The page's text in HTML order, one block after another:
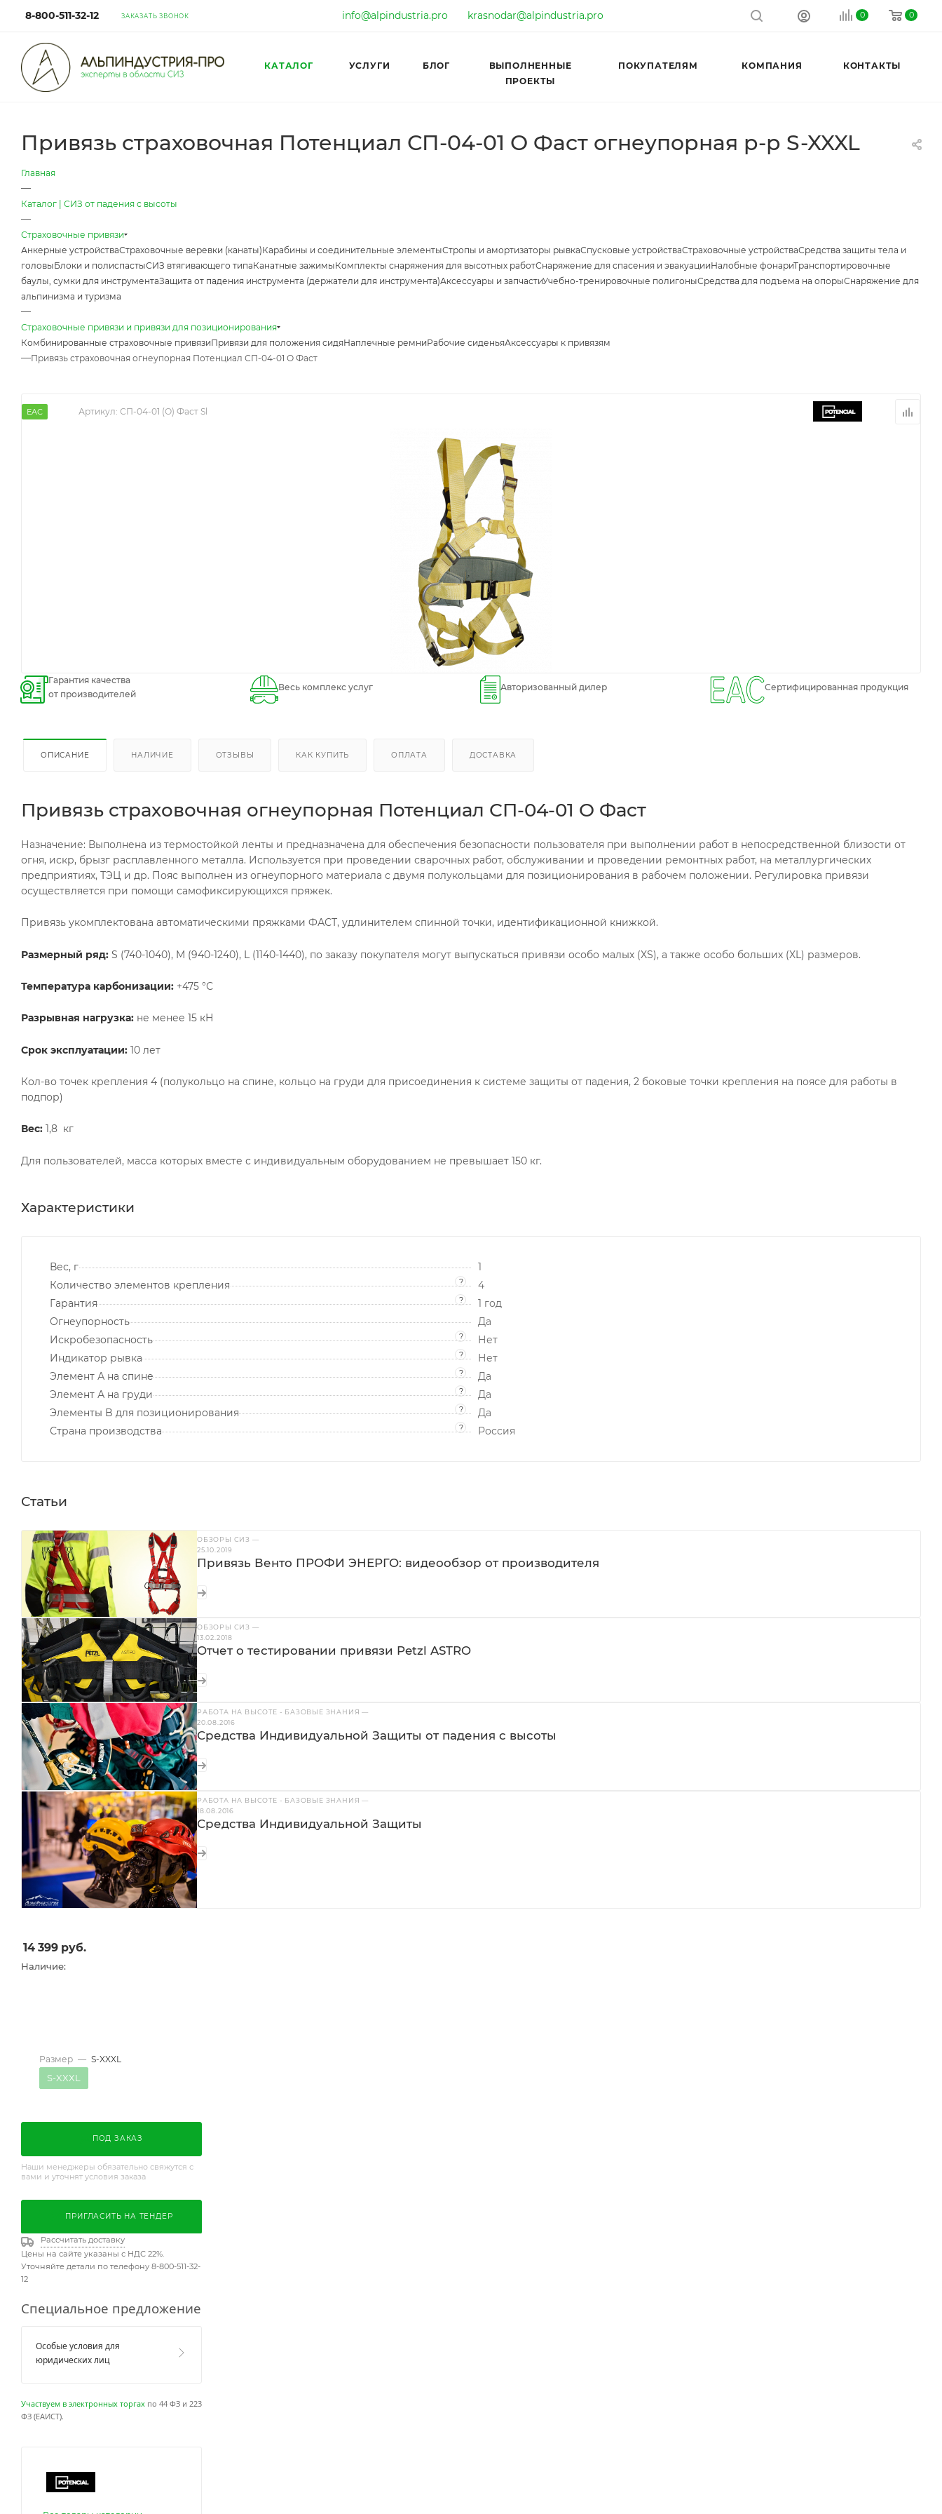
8-800-511-32-12 ЗАКАЗАТЬ ЗВОНОК info@alpindustria.pro krasnodar@alpindustria.pro 0 0
КАТАЛОГ УСЛУГИ БЛОГ
ВЫПОЛНЕННЫЕ
ПРОЕКТЫ
ПОКУПАТЕЛЯМ КОМПАНИЯ КОНТАКТЫ
Привязь страховочная Потенциал СП-04-01 О Фаст огнеупорная р-р S-XXXL
Главная
—
Каталог | СИЗ от падения с высоты
—
Страховочные привязи
Анкерные устройстваСтраховочные веревки (канаты)Карабины и соединительные элементыСтропы и амортизаторы рывкаСпусковые устройстваСтраховочные устройстваСредства защиты тела и
головыБлоки и полиспастыСИЗ втягивающего типаКанатные зажимыКомплекты снаряжения для высотных работСнаряжение для спасения и эвакуацииНалобные фонариТранспортировочные
баулы, сумки для инструментаЗащита от падения инструмента (держатели для инструмента)Аксессуары и запчастиУчебно-тренировочные полигоныСредства для подъема на опорыСнаряжение для
альпинизма и туризма
—
Страховочные привязи и привязи для позиционирования
Комбинированные страховочные привязиПривязи для положения сидяНаплечные ремниРабочие сиденьяАксессуары к привязям
—Привязь страховочная огнеупорная Потенциал СП-04-01 О Фаст
EAC Артикул: СП-04-01 (О) Фаст Sl
Гарантия качества
от производителей
Весь комплекс услуг Авторизованный дилер Сертифицированная продукция
ОПИСАНИЕ НАЛИЧИЕ ОТЗЫВЫ КАК КУПИТЬ ОПЛАТА ДОСТАВКА
Привязь страховочная огнеупорная Потенциал СП-04-01 О Фаст
Назначение: Выполнена из термостойкой ленты и предназначена для обеспечения безопасности пользователя при выполнении работ в непосредственной близости от
огня, искр, брызг расплавленного металла. Используется при проведении сварочных работ, обслуживании и проведении ремонтных работ, на металлургических
предприятиях, ТЭЦ и др. Пояс выполнен из огнеупорного материала с двумя полукольцами для позиционирования в рабочем положении. Регулировка привязи
осуществляется при помощи самофиксирующихся пряжек.
Привязь укомплектована автоматическими пряжками ФАСТ, удлинителем спинной точки, идентификационной книжкой.
Размерный ряд: S (740-1040), M (940-1240), L (1140-1440), по заказу покупателя могут выпускаться привязи особо малых (XS), а также особо больших (XL) размеров.
Температура карбонизации: +475 °С
Разрывная нагрузка: не менее 15 кН
Срок эксплуатации: 10 лет
Кол-во точек крепления 4 (полукольцо на спине, кольцо на груди для присоединения к системе защиты от падения, 2 боковые точки крепления на поясе для работы в
подпор)
Вес: 1,8 кг
Для пользователей, масса которых вместе с индивидуальным оборудованием не превышает 150 кг.
Характеристики
Вес, г
1
Количество элементов крепления
?
4
Гарантия
?
1 год
Огнеупорность
Да
Искробезопасность
?
Нет
Индикатор рывка
?
Нет
Элемент А на спине
?
Да
Элемент А на груди
?
Да
Элементы B для позиционирования
?
Да
Страна производства
? Россия
Статьи
ОБЗОРЫ СИЗ —
25.10.2019
Привязь Венто ПРОФИ ЭНЕРГО: видеообзор от производителя
ОБЗОРЫ СИЗ —
13.02.2018
Отчет о тестировании привязи Petzl ASTRO
РАБОТА НА ВЫСОТЕ - БАЗОВЫЕ ЗНАНИЯ—
20.08.2016
Средства Индивидуальной Защиты от падения с высоты
РАБОТА НА ВЫСОТЕ - БАЗОВЫЕ ЗНАНИЯ—
18.08.2016
Средства Индивидуальной Защиты
14 399 руб.
Наличие:
Размер — S-XXXL
S-XXXL
ПОД ЗАКАЗ
Наши менеджеры обязательно свяжутся с
вами и уточнят условия заказа
ПРИГЛАСИТЬ НА ТЕНДЕР
Рассчитать доставку
Цены на сайте указаны с НДС 22%.
Уточняйте детали по телефону 8-800-511-32-
12
Специальное предложение
Особые условия для
юридических лиц
Участвуем в электронных торгах по 44 ФЗ и 223
ФЗ (ЕАИСТ).